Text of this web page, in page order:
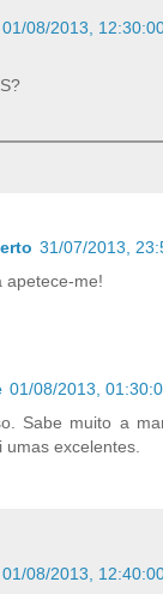
01/08/2013,
31/07/2013,
apetece-me!
01/08/2013,
Sabe muito a
excelentes.
01/08/2013,